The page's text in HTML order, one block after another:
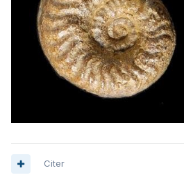
Citer